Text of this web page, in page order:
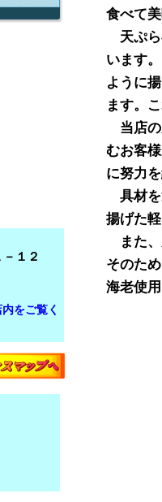
食べて
天ぷら
います
ように
ます。
当店の
むお客
に努力
具材を
揚げた
また、
そのた
１２
をご覧く